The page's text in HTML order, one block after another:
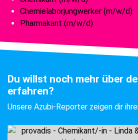
Chemielaborjungwerker (m/w/d)
Pharmakant (m/w/d)
Du willst noch mehr über
erfahren?
Unsere Azubi-Reporter zeigen dir